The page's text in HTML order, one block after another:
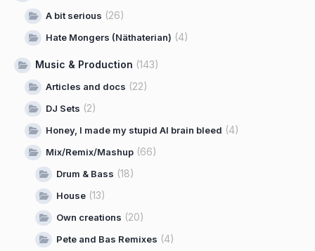
A bit serious (26)
Hate Mongers (Näthaterian) (4)
Music & Production (143)
Articles and docs (22)
DJ Sets (2)
Honey, I made my stupid AI brain bleed (4)
Mix/Remix/Mashup (66)
Drum & Bass (18)
House (13)
Own creations (20)
Pete and Bas Remixes (4)